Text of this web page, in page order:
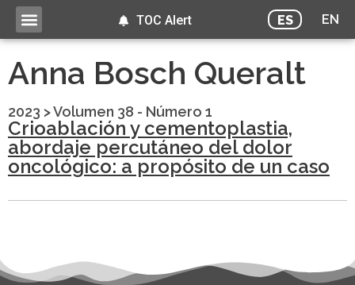
ES EN
TOC Alert
Anna Bosch Queralt
2023 >Volumen 38 - Número 1
Crioablación y cementoplastia,
abordaje percutáneo del dolor
oncológico: a propósito de un caso